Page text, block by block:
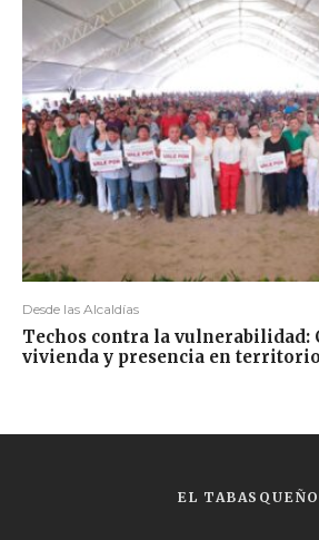
Desde las Alcaldías
Techos contra la vulnerabilidad:
vivienda y presencia en territorio
EL TABASQUEÑO